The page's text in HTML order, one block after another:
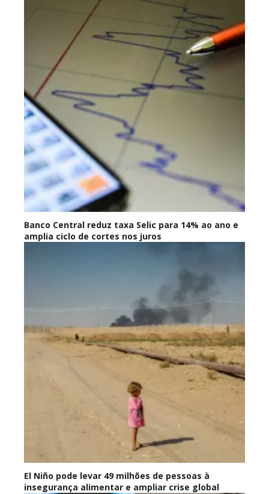
Banco Central reduz taxa Selic para 14% ao ano e
amplia ciclo de cortes nos juros
El Niño pode levar 49 milhões de pessoas à
insegurança alimentar e ampliar crise global